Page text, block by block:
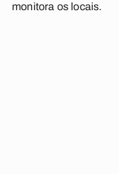
monitora os locais.